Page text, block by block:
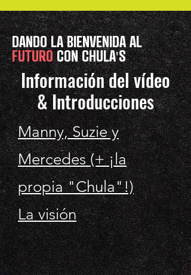
DANDO LA BIENVENIDA AL
FUTURO CON CHULA'S
Información del vídeo
& Introducciones
Manny, Suzie y
Mercedes (+ ¡la
propia "Chula"!)
La visión